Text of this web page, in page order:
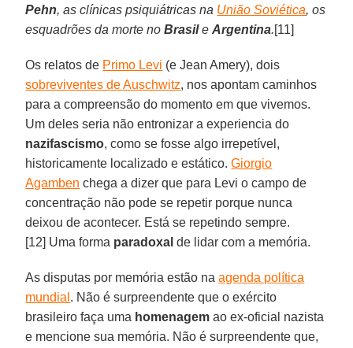
Pehn, as clínicas psiquiátricas na União Soviética, os
esquadrões da morte noBrasileArgentina.[11]
Os relatos de Primo Levi (e Jean Amery), dois
sobreviventes de Auschwitz, nos apontam caminhos
para a compreensão do momento em que vivemos.
Um deles seria não entronizar a experiencia do
nazifascismo, como se fosse algo irrepetível,
historicamente localizado e estático.Giorgio
Agamben chega a dizer que para Levi o campo de
concentração não pode se repetir porque nunca
deixou de acontecer. Está se repetindo sempre.
[12] Uma forma paradoxal de lidar com a memória.
As disputas por memória estão naagenda política
mundial . Não é surpreendente que o exército
brasileiro faça uma homenagem ao ex-oficial nazista
e mencione sua memória. Não é surpreendente que,